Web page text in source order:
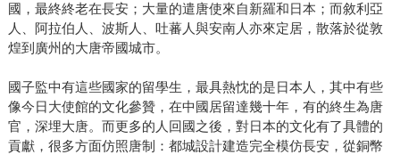
國，最終終老在長安；大量的遣唐使來自新羅和日本；而敘利亞
人、阿拉伯人、波斯人、吐蕃人與安南人亦來定居，散落於從敦
煌到廣州的大唐帝國城市。
國子監中有這些國家的留學生，最具熱忱的是日本人，其中有些
像今日大使館的文化參贊，在中國居留達幾十年，有的終生為唐
官，深埋大唐。而更多的人回國之後，對日本的文化有了具體的
貢獻，很多方面仿照唐制：都城設計建造完全模仿長安，從銅幣